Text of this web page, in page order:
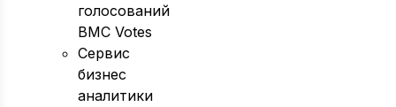
голосований
BMC Votes
Сервис
бизнес
аналитики